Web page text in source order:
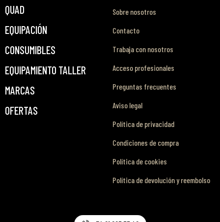
QUAD
EQUIPACIÓN
CONSUMIBLES
EQUIPAMIENTO TALLER
MARCAS
OFERTAS
Sobre nosotros
Contacto
Trabaja con nosotros
Acceso profesionales
Preguntas frecuentes
Aviso legal
Política de privacidad
Condiciones de compra
Política de cookies
Política de devolución y reembolso